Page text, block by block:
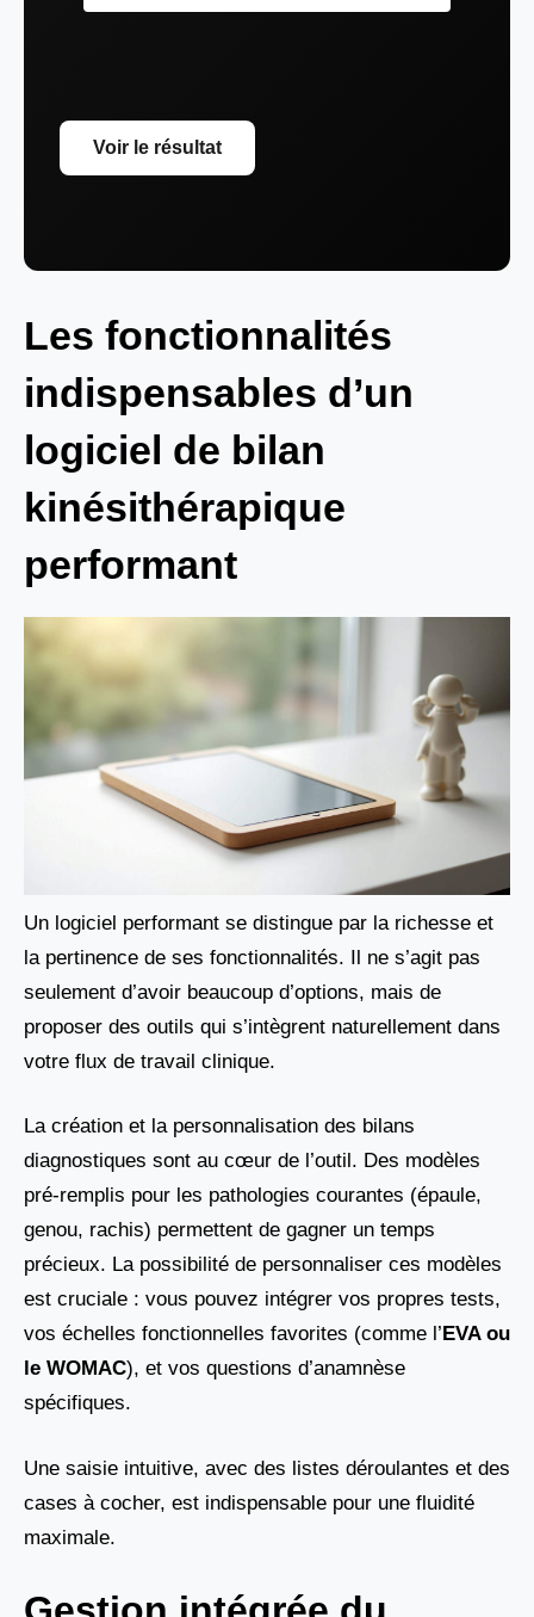
Voir le résultat
Les fonctionnalités
indispensables d’un
logiciel de bilan
kinésithérapique
performant
Un logiciel performant se distingue par la richesse et
la pertinence de ses fonctionnalités. Il ne s’agit pas
seulement d’avoir beaucoup d’options, mais de
proposer des outils qui s’intègrent naturellement dans
votre flux de travail clinique.
La création et la personnalisation des bilans
diagnostiques sont au cœur de l’outil. Des modèles
pré-remplis pour les pathologies courantes (épaule,
genou, rachis) permettent de gagner un temps
précieux. La possibilité de personnaliser ces modèles
est cruciale : vous pouvez intégrer vos propres tests,
vos échelles fonctionnelles favorites (comme l’EVA ou
le WOMAC), et vos questions d’anamnèse
spécifiques.
Une saisie intuitive, avec des listes déroulantes et des
cases à cocher, est indispensable pour une fluidité
maximale.